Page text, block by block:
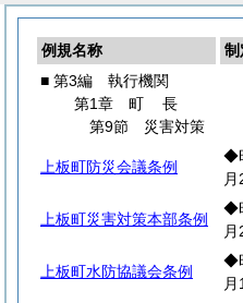
例規名称 制
■ 第3編 執行機関
第1章 町長
第9節 災害対策
上板町防災会議条例
◆
上板町災害対策本部条例
◆
上板町水防協議会条例
◆